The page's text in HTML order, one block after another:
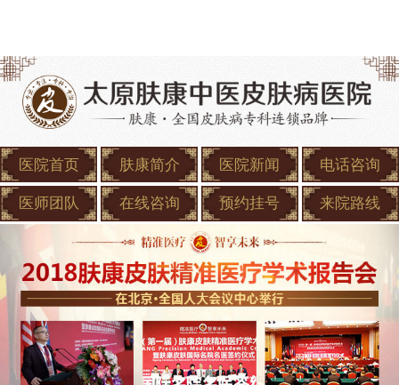
医院首页 肤康简介 医院新闻 电话咨询
医师团队 在线咨询 预约挂号 来院路线